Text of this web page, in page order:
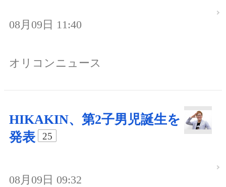
08月09日 11:40
オリコンニュース
HIKAKIN、第2子男児誕生を
発表
25
08月09日 09:32